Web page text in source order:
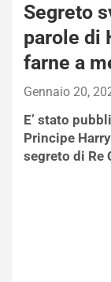
Segreto
parole di
farne a
Gennaio 20,
E’ stato
Principe
segreto di Re